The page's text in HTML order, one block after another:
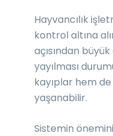
Hayvancılık
kontrol altına
açısından
yayılması
kayıplar hem
yaşanabilir.
Sistemin